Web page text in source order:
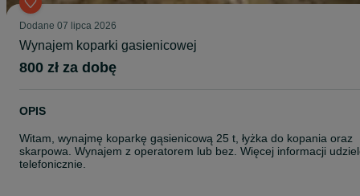
Dodane 07 lipca 2026
Wynajem koparki gasienicowej
800 zł za dobę
OPIS
Witam, wynajmę koparkę gąsienicową 25 t, łyżka do kopania oraz
skarpowa. Wynajem z operatorem lub bez. Więcej informacji
telefonicznie.